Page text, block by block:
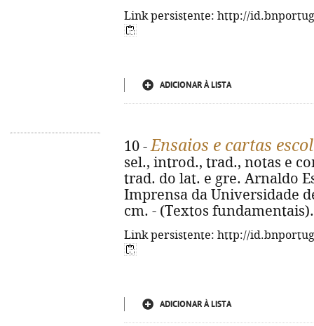
Link persistente: http://
ADICIONAR À LISTA
10 -Ensaios e cartas
sel., introd., trad., notas e
trad. do lat. e gre. Arnaldo
Imprensa da Universidade
cm. - (Textos fundamentais).
Link persistente: http://
ADICIONAR À LISTA